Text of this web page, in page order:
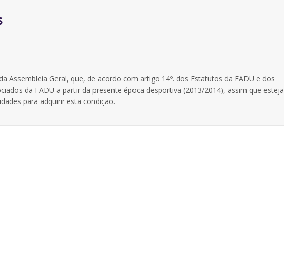
Assembleia Geral, que, de acordo com artigo 14º. dos Estatutos da FADU e dos
da FADU a partir da presente época desportiva (2013/2014), assim que esteja
para adquirir esta condição.